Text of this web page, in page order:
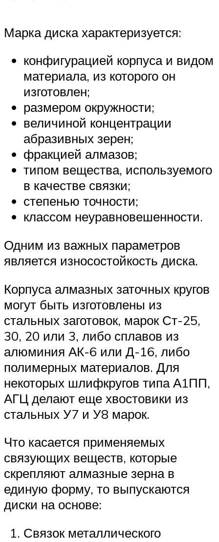
Марка диска характеризуется:
конфигурацией корпуса и видом
материала, из которого он
изготовлен;
размером окружности;
величиной концентрации
абразивных зерен;
фракцией алмазов;
типом вещества, используемого
в качестве связки;
степенью точности;
классом неуравновешенности.
Одним из важных параметров
является износостойкость диска.
Корпуса алмазных заточных кругов
могут быть изготовлены из
стальных заготовок, марок Ст-25,
30, 20 или 3, либо сплавов из
алюминия АК-6 или Д-16, либо
полимерных материалов. Для
некоторых шлифкругов типа А1ПП,
АГЦ делают еще хвостовики из
стальных У7 и У8 марок.
Что касается применяемых
связующих веществ, которые
скрепляют алмазные зерна в
единую форму, то выпускаются
диски на основе:
Связок металлического